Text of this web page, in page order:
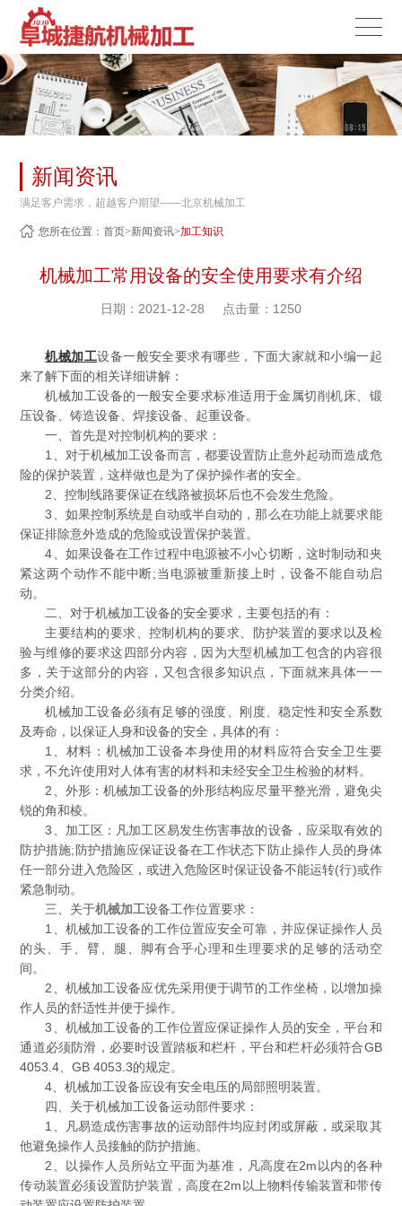
新闻资讯
满足客户需求，超越客户期望——北京机械加工
您所在位置：首页>新闻资讯>加工知识
机械加工常用设备的安全使用要求有介绍
日期：2021-12-28 点击量：1250
机械加工设备一般安全要求有哪些，下面大家就和小编一起
来了解下面的相关详细讲解：
机械加工设备的一般安全要求标准适用于金属切削机床、锻
压设备、铸造设备、焊接设备、起重设备。
一、首先是对控制机构的要求：
1、对于机械加工设备而言，都要设置防止意外起动而造成危
险的保护装置，这样做也是为了保护操作者的安全。
2、控制线路要保证在线路被损坏后也不会发生危险。
3、如果控制系统是自动或半自动的，那么在功能上就要求能
保证排除意外造成的危险或设置保护装置。
4、如果设备在工作过程中电源被不小心切断，这时制动和夹
紧这两个动作不能中断;当电源被重新接上时，设备不能自动启
动。
二、对于机械加工设备的安全要求，主要包括的有：
主要结构的要求、控制机构的要求、防护装置的要求以及检
验与维修的要求这四部分内容，因为大型机械加工包含的内容很
多，关于这部分的内容，又包含很多知识点，下面就来具体一一
分类介绍。
机械加工设备必须有足够的强度、刚度、稳定性和安全系数
及寿命，以保证人身和设备的安全，具体的有：
1、材料：机械加工设备本身使用的材料应符合安全卫生要
求，不允许使用对人体有害的材料和未经安全卫生检验的材料。
2、外形：机械加工设备的外形结构应尽量平整光滑，避免尖
锐的角和棱。
3、加工区：凡加工区易发生伤害事故的设备，应采取有效的
防护措施;防护措施应保证设备在工作状态下防止操作人员的身体
任一部分进入危险区，或进入危险区时保证设备不能运转(行)或作
紧急制动。
三、关于机械加工设备工作位置要求：
1、机械加工设备的工作位置应安全可靠，并应保证操作人员
的头、手、臂、腿、脚有合乎心理和生理要求的足够的活动空
间。
2、机械加工设备应优先采用便于调节的工作坐椅，以增加操
作人员的舒适性并便于操作。
3、机械加工设备的工作位置应保证操作人员的安全，平台和
通道必须防滑，必要时设置踏板和栏杆，平台和栏杆必须符合GB
4053.4、GB 4053.3的规定。
4、机械加工设备应设有安全电压的局部照明装置。
四、关于机械加工设备运动部件要求：
1、凡易造成伤害事故的运动部件均应封闭或屏蔽，或采取其
他避免操作人员接触的防护措施。
2、以操作人员所站立平面为基准，凡高度在2m以内的各种
传动装置必须设置防护装置，高度在2m以上物料传输装置和带传